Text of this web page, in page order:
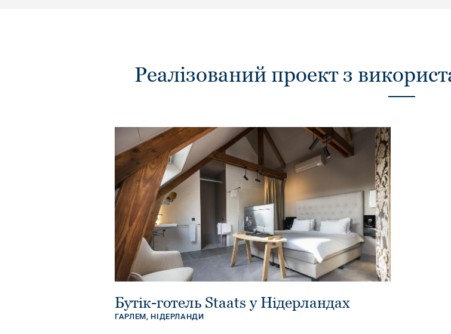
Реалізований проект з
Бутік-готель Staats у Нідерландах
ГАРЛЕМ, НІДЕРЛАНДИ